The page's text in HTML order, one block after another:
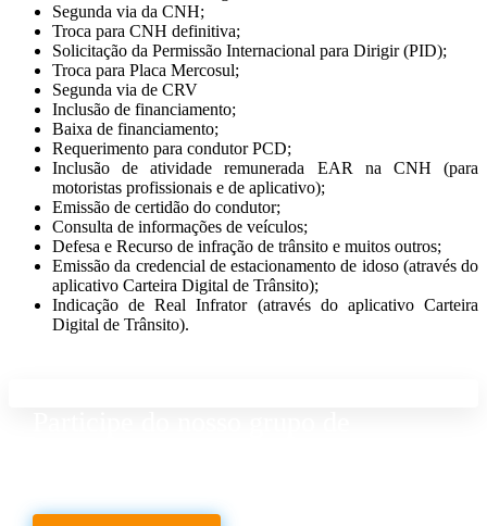
Segunda via da CNH;
Troca para CNH definitiva;
Solicitação da Permissão Internacional para Dirigir (PID);
Troca para Placa Mercosul;
Segunda via de CRV
Inclusão de financiamento;
Baixa de financiamento;
Requerimento para condutor PCD;
Inclusão de atividade remunerada EAR na CNH (para
motoristas profissionais e de aplicativo);
Emissão de certidão do condutor;
Consulta de informações de veículos;
Defesa e Recurso de infração de trânsito e muitos outros;
Emissão da credencial de estacionamento de idoso (através do
aplicativo Carteira Digital de Trânsito);
Indicação de Real Infrator (através do aplicativo Carteira
Digital de Trânsito).